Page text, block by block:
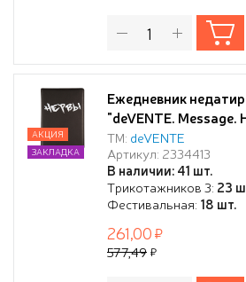
Ежедневник
"deVENTE.
ммx205 мм) 320 стр,
м², печать в 2
из искусственной
шелкография,
отсрочка,
уголки, 2 ляссе
ТМ: deVENTE
Артикул: 2334413
В наличии: 41 шт.
Трикотажников 3: 23
Фестивальная: 18 шт.
АКЦИЯ
ЗАКЛАДКА
261,00
577,49